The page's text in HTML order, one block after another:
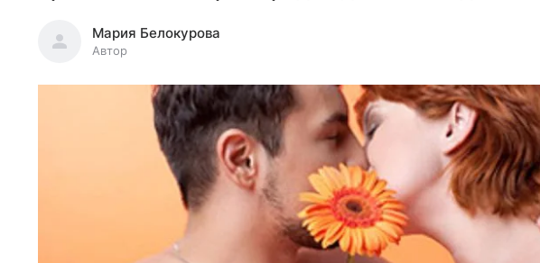
Мария Белокурова
Автор